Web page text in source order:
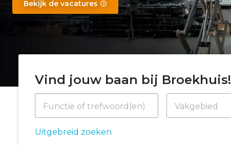
Bekijk de vacatures
Vind jouw baan bij Broekhuis!
Functie of trefwoord(en) Vakgebied
Uitgebreid zoeken